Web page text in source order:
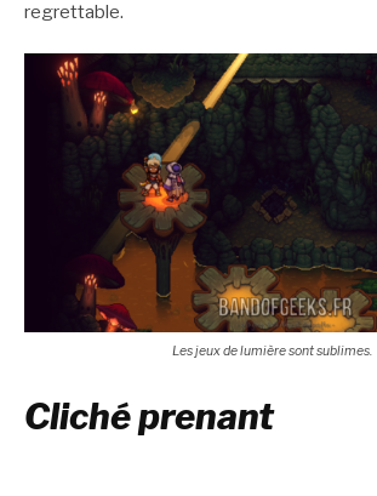
regrettable.
Les jeux de lumière sont sublimes.
Cliché prenant